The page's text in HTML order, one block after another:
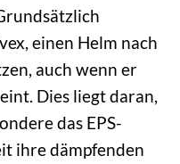
einen Helm nach
auch wenn er
Dies liegt daran,
das EPS-
ihre dämpfenden